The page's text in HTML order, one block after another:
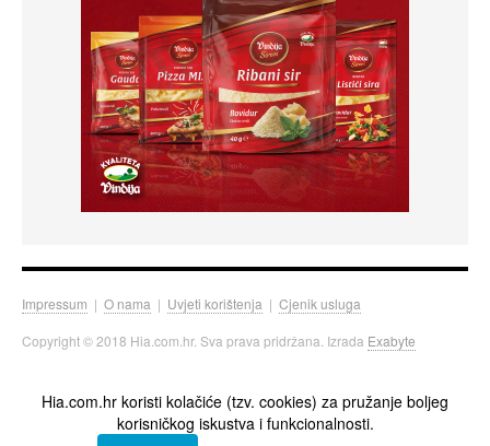
Impressum | O nama | Uvjeti korištenja | Cjenik usluga
Copyright © 2018 Hia.com.hr. Sva prava pridržana. Izrada Exabyte
Hia.com.hr koristi kolačiće (tzv. cookies) za pružanje boljeg
korisničkog iskustva i funkcionalnosti.